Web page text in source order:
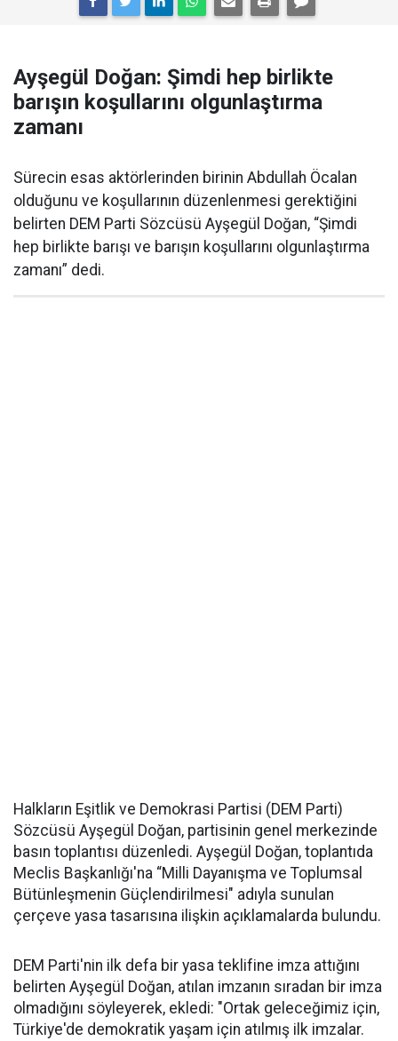
Ayşegül Doğan: Şimdi hep birlikte
barışın koşullarını olgunlaştırma
zamanı
Sürecin esas aktörlerinden birinin Abdullah Öcalan
olduğunu ve koşullarının düzenlenmesi gerektiğini
belirten DEM Parti Sözcüsü Ayşegül Doğan, “Şimdi
hep birlikte barışı ve barışın koşullarını olgunlaştırma
zamanı” dedi.
Halkların Eşitlik ve Demokrasi Partisi (DEM Parti)
Sözcüsü Ayşegül Doğan, partisinin genel merkezinde
basın toplantısı düzenledi. Ayşegül Doğan, toplantıda
Meclis Başkanlığı'na “Milli Dayanışma ve Toplumsal
Bütünleşmenin Güçlendirilmesi" adıyla sunulan
çerçeve yasa tasarısına ilişkin açıklamalarda bulundu.
DEM Parti'nin ilk defa bir yasa teklifine imza attığını
belirten Ayşegül Doğan, atılan imzanın sıradan bir imza
olmadığını söyleyerek, ekledi: "Ortak geleceğimiz için,
Türkiye'de demokratik yaşam için atılmış ilk imzalar.